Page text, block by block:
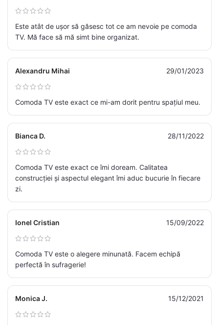
Este atât de ușor să găsesc tot ce am nevoie pe comoda
TV. Mă face să mă simt bine organizat.
Alexandru Mihai 29/01/2023
Comoda TV este exact ce mi-am dorit pentru spațiul meu.
Bianca D. 28/11/2022
Comoda TV este exact ce îmi doream. Calitatea
construcției și aspectul elegant îmi aduc bucurie în fiecare
zi.
Ionel Cristian 15/09/2022
Comoda TV este o alegere minunată. Facem echipă
perfectă în sufragerie!
Monica J. 15/12/2021